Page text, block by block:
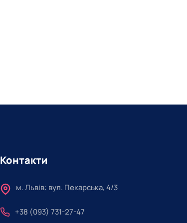
Контакти
м. Львів: вул. Пекарська, 4/3
+38 (093) 731-27-47